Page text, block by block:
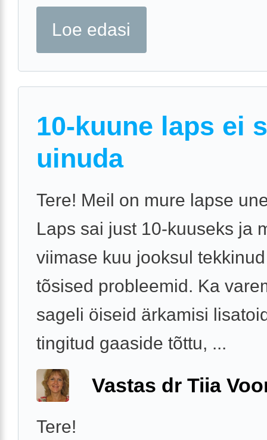
Loe edasi
10-kuune laps ei
uinuda
Tere! Meil on mure lapse
Laps sai just 10-kuuseks ja
viimase kuu jooksul
tõsised probleemid. Ka
sageli öiseid ärkamisi
tingitud gaaside tõttu, ...
Vastas dr Tiia
Tere!